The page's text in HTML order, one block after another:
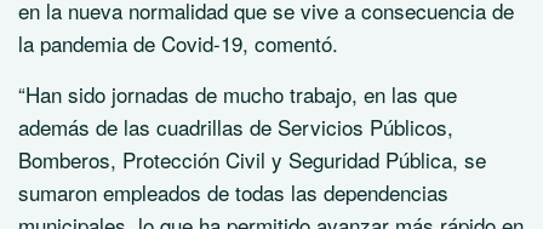
en la nueva normalidad que se vive a consecuencia de
la pandemia de Covid-19, comentó.
“Han sido jornadas de mucho trabajo, en las que
además de las cuadrillas de Servicios Públicos,
Bomberos, Protección Civil y Seguridad Pública, se
sumaron empleados de todas las dependencias